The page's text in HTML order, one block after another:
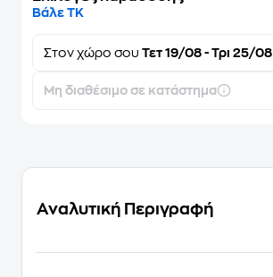
Βάλε ΤΚ
Στον χώρο σου Τετ 19/08 - Τρι 25/08
Μη διαθέσιμο σε κατάστημα
Αναλυτική Περιγραφή